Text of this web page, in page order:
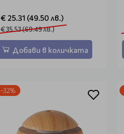
€ 25.31 (49.50 лв.)
€ 35.53 (69.49 лв.)
Добави в количката
-32%